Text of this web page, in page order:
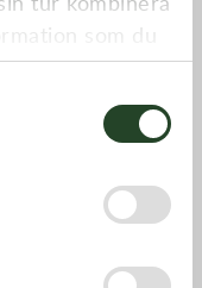
som du
samlat in